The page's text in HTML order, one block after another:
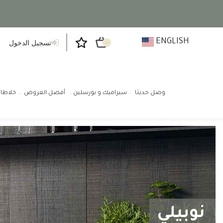
تسجيل الدخول ٠ ENGLISH
وصل حديثا سيراميك و بورسلين أفضل العروض
نوبيلي